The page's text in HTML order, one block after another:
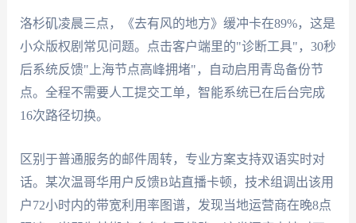
洛杉矶凌晨三点，《去有风的地方》缓冲卡在89%，这是
小众版权剧常见问题。点击客户端里的"诊断工具"，30秒
后系统反馈"上海节点高峰拥堵"，自动启用青岛备份节
点。全程不需要人工提交工单，智能系统已在后台完成
16次路径切换。
区别于普通服务的邮件周转，专业方案支持双语实时对
话。某次温哥华用户反馈B站直播卡顿，技术组调出该用
户72小时内的带宽利用率图谱，发现当地运营商在晚8点